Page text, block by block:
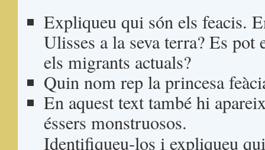
Expliqueu qui són els feacis.
Ulisses a la seva terra? Es
els migrants actuals?
Quin nom rep la princesa
En aquest text també hi
éssers monstruosos.
Identifiqueu-los i expliqueu